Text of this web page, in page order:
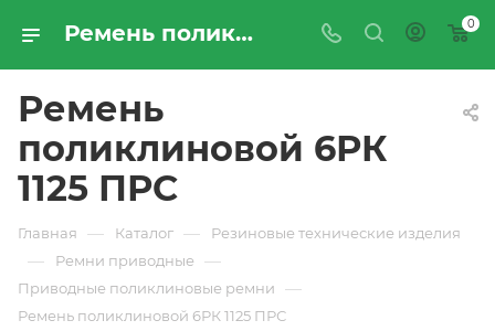
Ремень поликлиновой 6РК 1125 ПРС - купить по цене производителя с доставкой по Москве и России | ПРОМРЕСУРССЕРВИС 0
Ремень
поликлиновой 6РК
1125 ПРС
Главная — Каталог — Резиновые технические изделия
— Ремни приводные —
Приводные поликлиновые ремни —
Ремень поликлиновой 6РК 1125 ПРС